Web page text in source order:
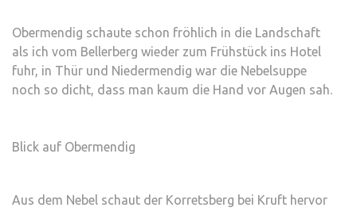
Obermendig schaute schon fröhlich in die Landschaft
als ich vom Bellerberg wieder zum Frühstück ins Hotel
fuhr, in Thür und Niedermendig war die Nebelsuppe
noch so dicht, dass man kaum die Hand vor Augen sah.
Blick auf Obermendig
Aus dem Nebel schaut der Korretsberg bei Kruft hervor